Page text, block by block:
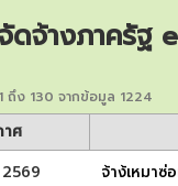
ดจ้างภาครัฐ
ถึง 130 จากข้อมูล 1224
าศ
จ้าง้เหมา